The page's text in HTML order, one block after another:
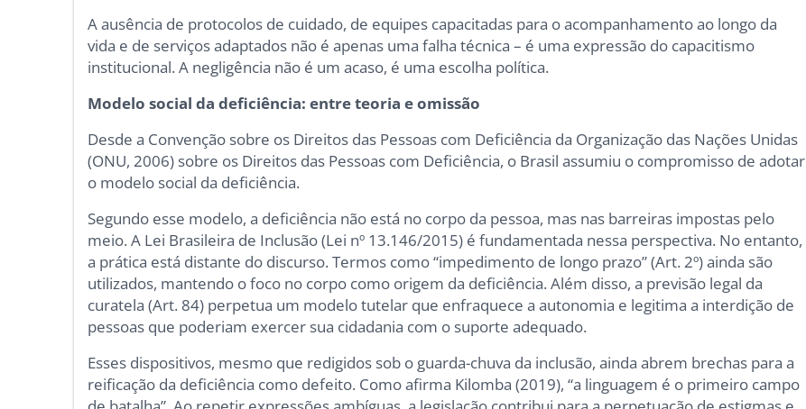
A ausência de protocolos de cuidado, de equipes capacitadas para o acompanhamento ao longo da
vida e de serviços adaptados não é apenas uma falha técnica – é uma expressão do capacitismo
institucional. A negligência não é um acaso, é uma escolha política.
Modelo social da deficiência: entre teoria e omissão
Desde a Convenção sobre os Direitos das Pessoas com Deficiência da Organização das Nações Unidas
(ONU, 2006) sobre os Direitos das Pessoas com Deficiência, o Brasil assumiu o compromisso de adotar
o modelo social da deficiência.
Segundo esse modelo, a deficiência não está no corpo da pessoa, mas nas barreiras impostas pelo
meio. A Lei Brasileira de Inclusão (Lei nº 13.146/2015) é fundamentada nessa perspectiva. No entanto,
a prática está distante do discurso. Termos como “impedimento de longo prazo” (Art. 2º) ainda são
utilizados, mantendo o foco no corpo como origem da deficiência. Além disso, a previsão legal da
curatela (Art. 84) perpetua um modelo tutelar que enfraquece a autonomia e legitima a interdição de
pessoas que poderiam exercer sua cidadania com o suporte adequado.
Esses dispositivos, mesmo que redigidos sob o guarda-chuva da inclusão, ainda abrem brechas para a
reificação da deficiência como defeito. Como afirma Kilomba (2019), “a linguagem é o primeiro campo